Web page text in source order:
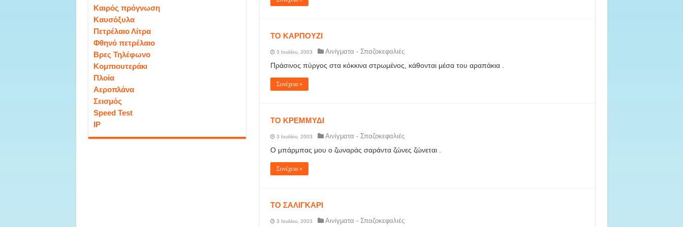
ΤΟ ΚΑΡΠΟΥΖΙ
3 Ιουλίου, 2003 Αινίγματα - Σπαζοκεφαλιές
Πράσινος πύργος στα κόκκινα στρωμένος, κάθονται μέσα του αραπάκια .
Συνέχεια »
ΤΟ ΚΡΕΜΜΥΔΙ
3 Ιουλίου, 2003 Αινίγματα - Σπαζοκεφαλιές
Ο μπάρμπας μου ο ζωναράς σαράντα ζώνες ζώνεται .
Συνέχεια »
ΤΟ ΣΑΛΙΓΚΑΡΙ
3 Ιουλίου, 2003 Αινίγματα - Σπαζοκεφαλιές
Καιρός πρόγνωση
Καυσόξυλα
Πετρέλαιο Λίτρα
Φθηνό πετρέλαιο
Βρες Τηλέφωνο
Κομπιουτεράκι
Πλοία
Αεροπλάνα
Σεισμός
Speed Test
IP